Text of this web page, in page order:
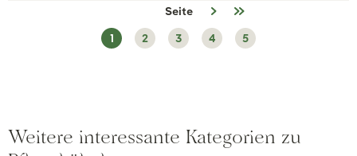
Seite
1
2 3 4 5
Weitere interessante Kategorien zu